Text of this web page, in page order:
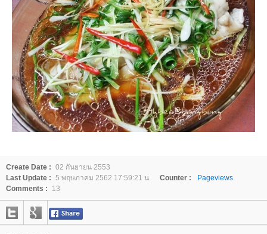
Create Date : 02 กันยายน 2553
Last Update : 5 พฤษภาคม 2562 17:59:21 น. Counter :
Pageviews.
Comments :
13